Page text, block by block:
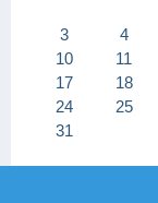
3
4
10
11
17
18
24
25
31